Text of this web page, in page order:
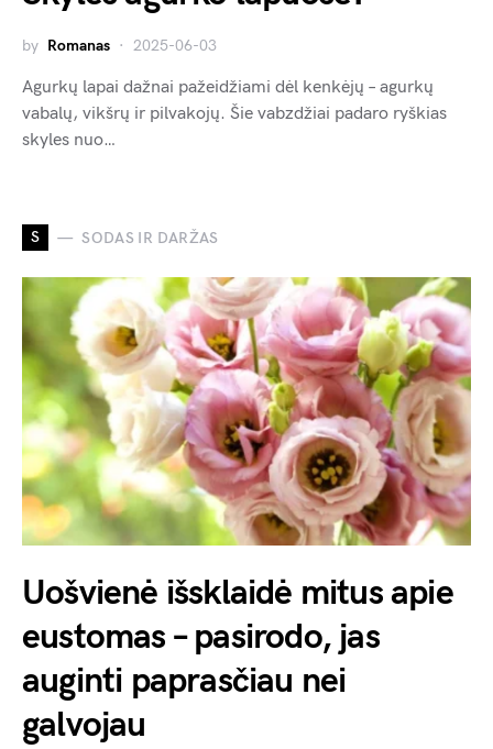
by Romanas 2025-06-03
Agurkų lapai dažnai pažeidžiami dėl kenkėjų – agurkų
vabalų, vikšrų ir pilvakojų. Šie vabzdžiai padaro ryškias
skyles nuo…
S SODAS IR DARŽAS
Uošvienė išsklaidė mitus apie
eustomas – pasirodo, jas
auginti paprasčiau nei
galvojau